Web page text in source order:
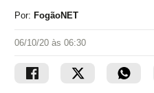
Por: FogãoNET
06/10/20 às 06:30